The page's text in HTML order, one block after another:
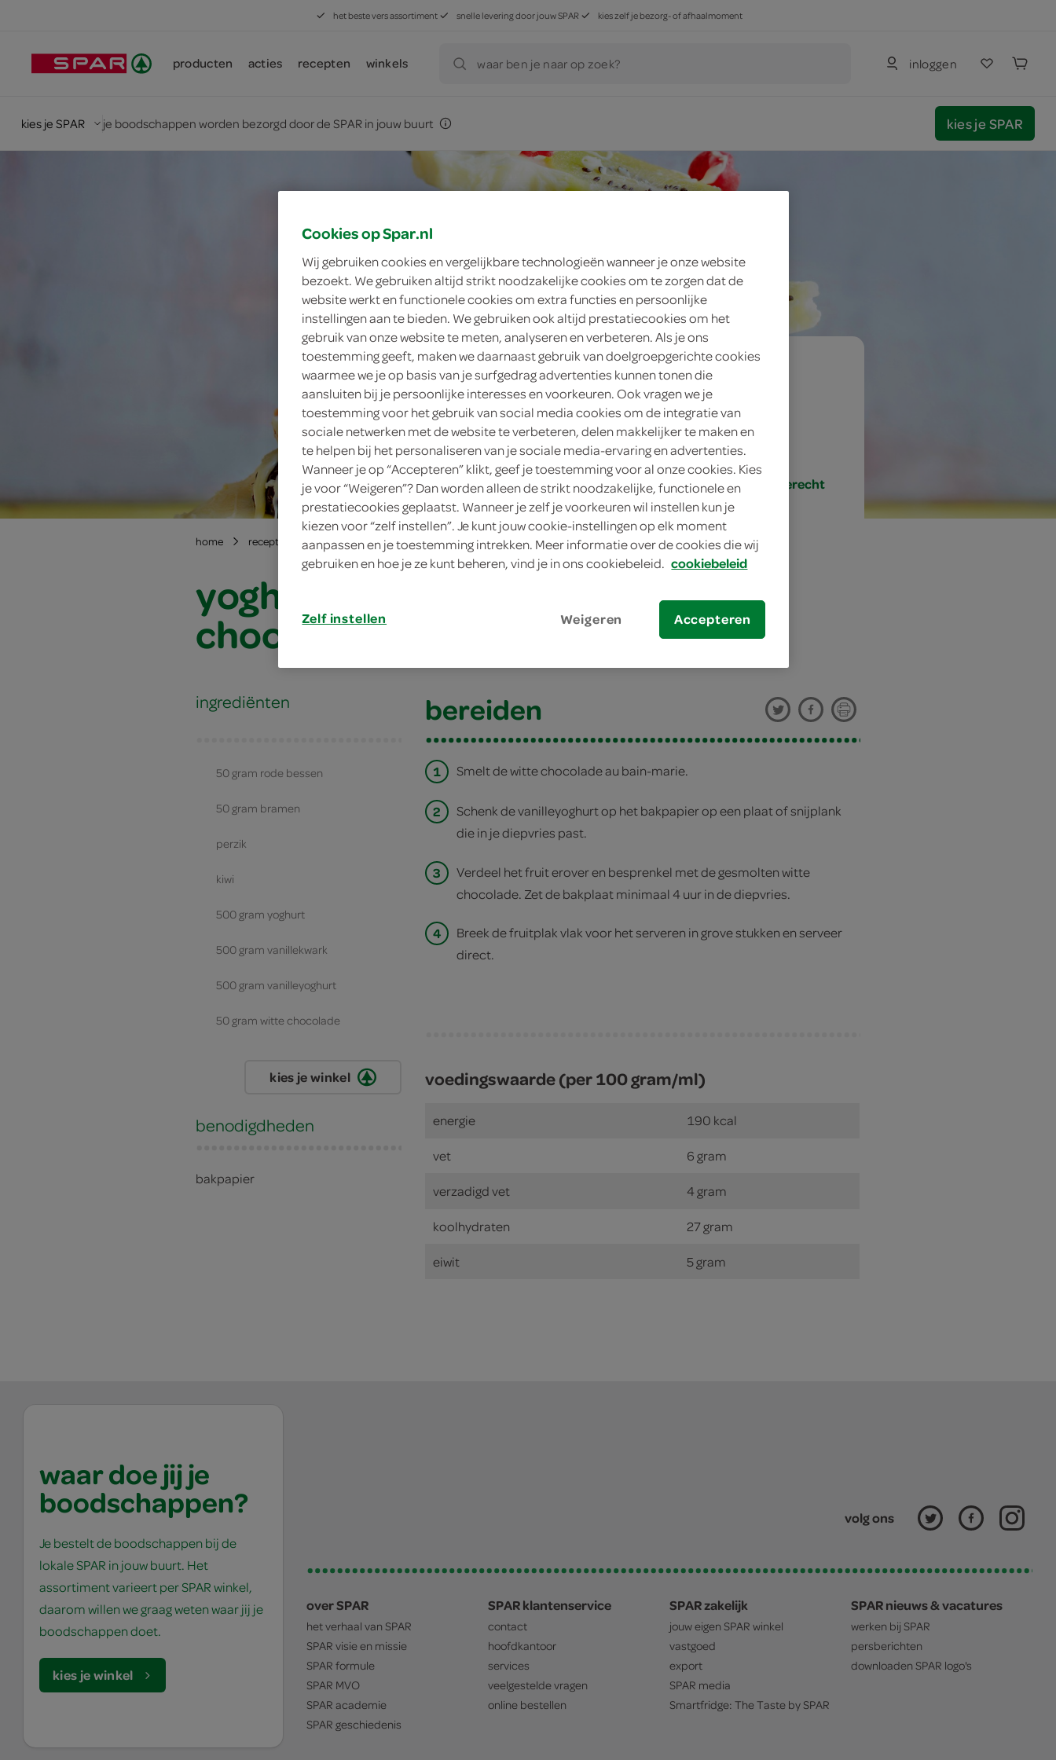
het beste vers assortiment snelle levering door jouw SPAR kies zelf je bezorg- of afhaalmoment
producten acties recepten winkels waar ben je naar op zoek? inloggen
kies je SPAR je boodschappen worden bezorgd door de SPAR in jouw buurt kies je SPAR
4 personen
eenvoudig
10 min.
tussendoortje, nagerecht/desserts, nagerecht
home recepten yoghurt-fruitplakken met witte chocolade
yoghurt-fruitplakken met witte
chocolade
ingrediënten
50 gram rode bessen
50 gram bramen
perzik
kiwi
500 gram yoghurt
500 gram vanillekwark
500 gram vanilleyoghurt
50 gram witte chocolade
kies je winkel
benodigdheden
bakpapier
bereiden
1 Smelt de witte chocolade au bain-marie.
2
Schenk de vanilleyoghurt op het bakpapier op een plaat of snijplank
die in je diepvries past.
3
Verdeel het fruit erover en besprenkel met de gesmolten witte
chocolade. Zet de bakplaat minimaal 4 uur in de diepvries.
4
Breek de fruitplak vlak voor het serveren in grove stukken en serveer
direct.
voedingswaarde (per 100 gram/ml)
energie 190 kcal
vet 6 gram
verzadigd vet 4 gram
koolhydraten 27 gram
eiwit 5 gram
waar doe jij je
boodschappen?
Je bestelt de boodschappen bij de
lokale SPAR in jouw buurt. Het
assortiment varieert per SPAR winkel,
daarom willen we graag weten waar jij je
boodschappen doet.
kies je winkel
volg ons
over SPAR
het verhaal van SPAR
SPAR visie en missie
SPAR formule
SPAR MVO
SPAR academie
SPAR geschiedenis
SPAR klantenservice
contact
hoofdkantoor
services
veelgestelde vragen
online bestellen
SPAR zakelijk
jouw eigen SPAR winkel
vastgoed
export
SPAR media
Smartfridge: The Taste bySPAR
SPAR nieuws & vacatures
werken bij SPAR
persberichten
downloaden SPAR logo's
Cookies op Spar.nl
Wij gebruiken cookies en vergelijkbare technologieën wanneer je onze website
bezoekt. We gebruiken altijd strikt noodzakelijke cookies om te zorgen dat de
website werkt en functionele cookies om extra functies en persoonlijke
instellingen aan te bieden. We gebruiken ook altijd prestatiecookies om het
gebruik van onze website te meten, analyseren en verbeteren. Als je ons
toestemming geeft, maken we daarnaast gebruik van doelgroepgerichte cookies
waarmee we je op basis van je surfgedrag advertenties kunnen tonen die
aansluiten bij je persoonlijke interesses en voorkeuren. Ook vragen we je
toestemming voor het gebruik van social media cookies om de integratie van
sociale netwerken met de website te verbeteren, delen makkelijker te maken en
te helpen bij het personaliseren van je sociale media-ervaring en advertenties.
Wanneer je op “Accepteren” klikt, geef je toestemming voor al onze cookies. Kies
je voor “Weigeren”? Dan worden alleen de strikt noodzakelijke, functionele en
prestatiecookies geplaatst. Wanneer je zelf je voorkeuren wil instellen kun je
kiezen voor “zelf instellen”. Je kunt jouw cookie-instellingen op elk moment
aanpassen en je toestemming intrekken. Meer informatie over de cookies die wij
gebruiken en hoe je ze kunt beheren, vind je in ons cookiebeleid. cookiebeleid
Zelf instellen Weigeren Accepteren